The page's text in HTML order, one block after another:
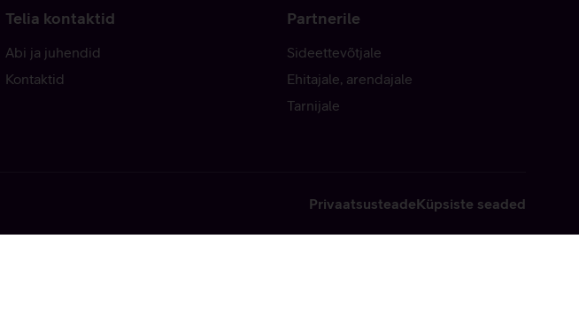
Telia kontaktid
Abi ja juhendid
Kontaktid
Partnerile
Sideettevõtjale
Ehitajale, arendajale
Tarnijale
PrivaatsusteadeKüpsiste seaded